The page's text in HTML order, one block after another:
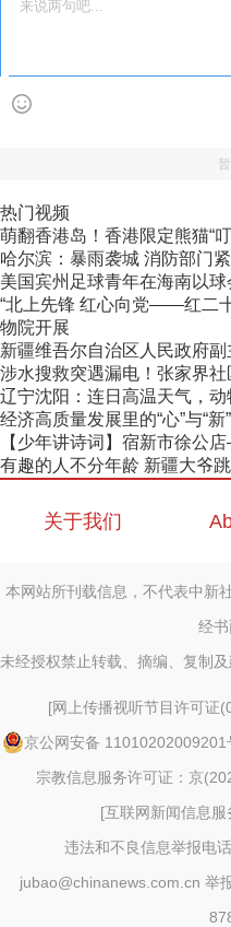
热门视频
萌翻香港岛！香港限定熊猫“
哈尔滨：暴雨袭城 消防部门
美国宾州足球青年在海南以球
“北上先锋 红心向党——红二
物院开展
新疆维吾尔自治区人民政府
涉水搜救突遇漏电！张家界
辽宁沈阳：连日高温天气，动
经济高质量发展里的“心”与“新
【少年讲诗词】宿新市徐公
有趣的人不分年龄 新疆大爷
关于我们
本网站所刊载信息，不代表中新
经书
未经授权禁止转载、摘编、复制
[网上传播视听节目许可证
京公网安备 11010202009201
宗教信息服务许可证：京
[互联网新闻信息
违法和不良信息举报电
jubao@chinanews.com.cn 举